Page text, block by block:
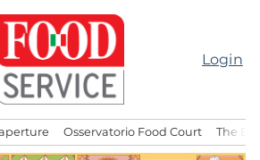
Login
Osservatorio Food Court The